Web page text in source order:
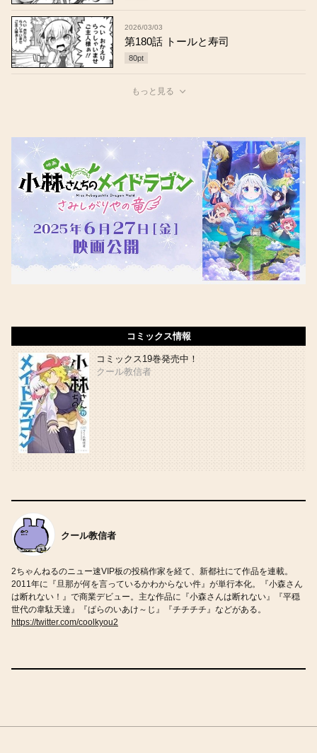
2026/03/03
第180話 トールと寿司
80pt
もっと見る
コミックス情報
コミックス19巻発売中！
クール教信者
クール教信者
2ちゃんねるのニュー速VIP板の投稿作家を経て、新都社にて作品を連載。
2011年に『旦那が何を言っているかわからない件』が単行本化。『小森さん
は断れない！』で商業デビュー。主な作品に『小森さんは断れない』『平穏
世代の韋駄天達』『ぱらのいあけ～じ』『チチチチ』などがある。
https://twitter.com/coolkyou2